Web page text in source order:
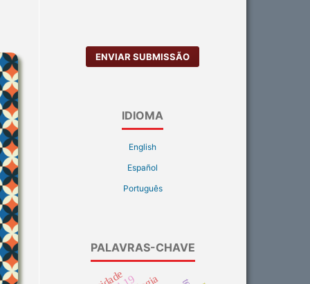
ENVIAR SUBMISSÃO
IDIOMA
English
Español
Português
PALAVRAS-CHAVE